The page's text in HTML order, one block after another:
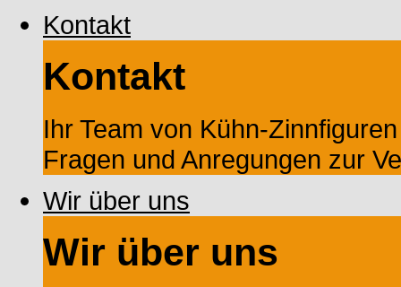
Kontakt
Kontakt
Ihr Team von Kühn-
Fragen und Anregungen zur
Wir über uns
Wir über uns